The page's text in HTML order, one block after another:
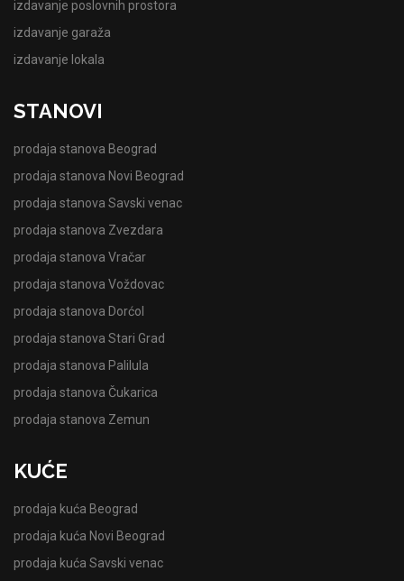
izdavanje poslovnih prostora
izdavanje garaža
izdavanje lokala
STANOVI
prodaja stanova Beograd
prodaja stanova Novi Beograd
prodaja stanova Savski venac
prodaja stanova Zvezdara
prodaja stanova Vračar
prodaja stanova Voždovac
prodaja stanova Dorćol
prodaja stanova Stari Grad
prodaja stanova Palilula
prodaja stanova Čukarica
prodaja stanova Zemun
KUĆE
prodaja kuća Beograd
prodaja kuća Novi Beograd
prodaja kuća Savski venac